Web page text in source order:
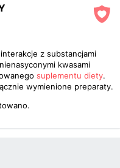
z substancjami
kwasami
suplementu diety.
wymienione preparaty.